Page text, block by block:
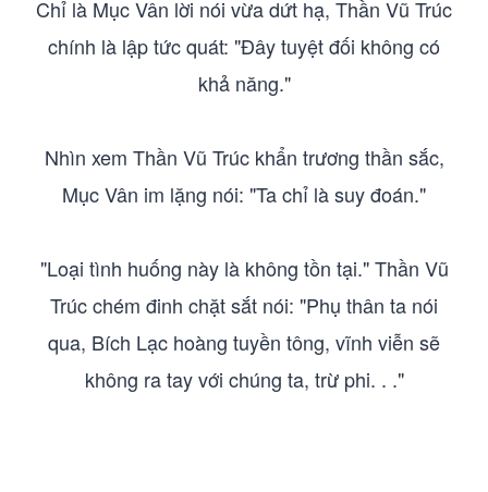
Chỉ là Mục Vân lời nói vừa dứt hạ, Thần Vũ Trúc
chính là lập tức quát: "Đây tuyệt đối không có
khả năng."
Nhìn xem Thần Vũ Trúc khẩn trương thần sắc,
Mục Vân im lặng nói: "Ta chỉ là suy đoán."
"Loại tình huống này là không tồn tại." Thần Vũ
Trúc chém đinh chặt sắt nói: "Phụ thân ta nói
qua, Bích Lạc hoàng tuyền tông, vĩnh viễn sẽ
không ra tay với chúng ta, trừ phi. . ."